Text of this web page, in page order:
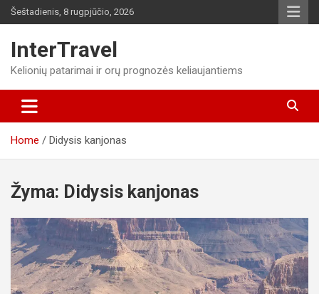
Skip
to
Šeštadienis, 8 rugpjūčio, 2026
InterTravel
Kelionių patarimai ir orų prognozės keliaujantiems
Home Didysis kanjonas
Žyma: Didysis kanjonas